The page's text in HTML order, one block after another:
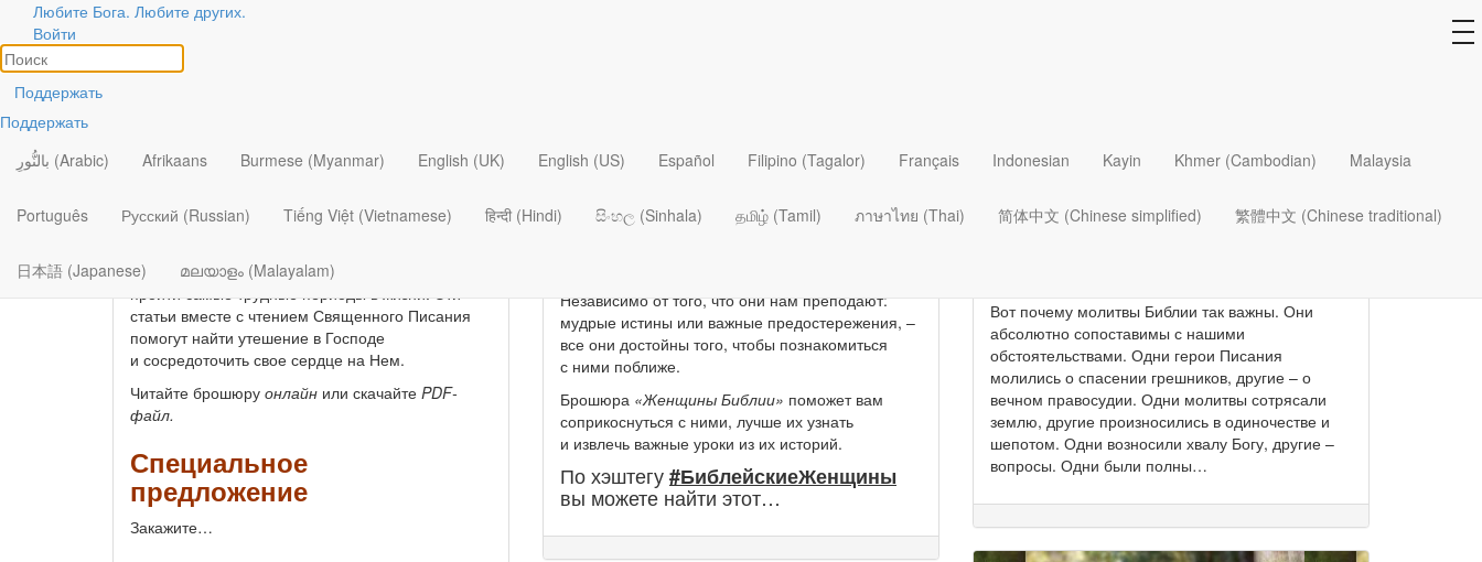
Любите Бога. Любите других.
Войти
Поддержать
Поддержать
بالنُّورِ (Arabic)
Afrikaans Burmese (Myanmar) English (UK) English (US) Español Filipino (Tagalor) Français Indonesian Kayin Khmer (Cambodian) Malaysia
Português Русский (Russian) Tiếng Việt (Vietnamese) हिन्दी (Hindi) සිංහල (Sinhala) தமிழ் (Tamil) ภาษาไทย (Thai) 简体中文 (Chinese simplified) 繁體中文 (Chinese traditional)
日本語 (Japanese) മലയാളം (Malayalam)
Специальные издания | Раздел: Тематические
Надежда в трудные времена
рассказывается о таких испытаниях, как болезнь,
разочарование, утрата, одиночество и другие.
надежда и упование на Господа помогли им
пройти самые трудные периоды в жизни. Эти
статьи вместе с чтением Священного Писания
помогут найти утешение в Господе
и сосредоточить свое сердце на Нем.
Читайте брошюру онлайн или скачайте PDF-
файл.
Специальное
предложение
Закажите…
Женщины Библии
Внимательным взглядом
Независимо от того, что они нам преподают:
мудрые истины или важные предостережения, –
все они достойны того, чтобы познакомиться
с ними поближе.
Брошюра «Женщины Библии» поможет вам
соприкоснуться с ними, лучше их узнать
и извлечь важные уроки из их историй.
По хэштегу#БиблейскиеЖенщины
вы можете найти этот…
Молитвы Библии
Вот почему молитвы Библии так важны. Они
абсолютно сопоставимы с нашими
обстоятельствами. Одни герои Писания
молились о спасении грешников, другие – о
вечном правосудии. Одни молитвы сотрясали
землю, другие произносились в одиночестве и
шепотом. Одни возносили хвалу Богу, другие –
вопросы. Одни были полны…